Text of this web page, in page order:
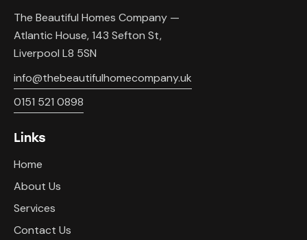
The Beautiful Homes Company —
Atlantic House, 143 Sefton St,
Liverpool L8 5SN
info@thebeautifulhomecompany.uk
0151 521 0898
Links
Home
About Us
Services
Contact Us